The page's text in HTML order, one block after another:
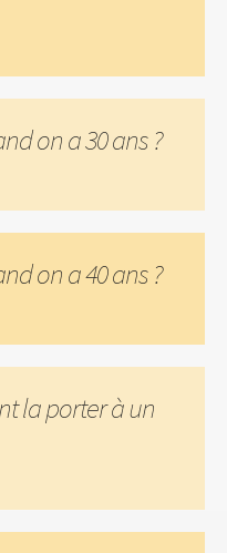
on a 30 ans ?
on a 40 ans ?
la porter à un